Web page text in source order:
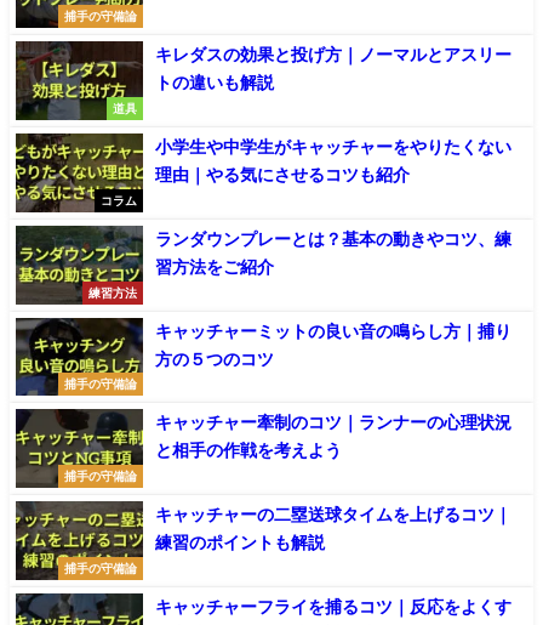
捕手の守備論
道具
キレダスの効果と投げ方｜ノーマルとアスリー
トの違いも解説
コラム
小学生や中学生がキャッチャーをやりたくない
理由｜やる気にさせるコツも紹介
練習方法
ランダウンプレーとは？基本の動きやコツ、練
習方法をご紹介
捕手の守備論
キャッチャーミットの良い音の鳴らし方｜捕り
方の５つのコツ
捕手の守備論
キャッチャー牽制のコツ｜ランナーの心理状況
と相手の作戦を考えよう
捕手の守備論
キャッチャーの二塁送球タイムを上げるコツ｜
練習のポイントも解説
キャッチャーフライを捕るコツ｜反応をよくす